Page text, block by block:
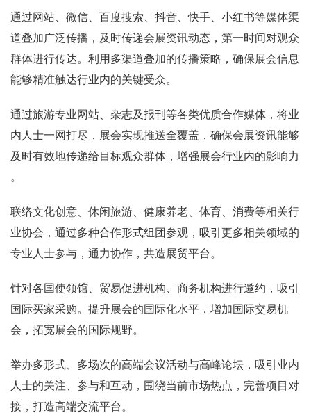
通过网站、微信、百度搜索、抖音、快手、小红书等媒体渠
道叠加广泛传播，及时传递会展资讯动态，第一时间对观众
群体进行传达。利用多渠道叠加的传播策略，确保展会信息
能够精准触达行业内的关键受众。
通过旅游专业网站、杂志及报刊等各类优质合作媒体，将业
内人士一网打尽，展会实现推送全覆盖，确保会展资讯能够
及时有效地传递给目标观众群体，增强展会行业内的影响力
。
联络文化创意、休闲旅游、健康养老、体育、消费等相关行
业协会，通过多种合作形式组团参观，吸引更多相关领域的
专业人士参与，通力协作，共造展贸平台。
针对各国使领馆、贸易促进机构、商务机构进行邀约，吸引
国际买家采购。提升展会的国际化水平，增加国际交易机
会，拓宽展会的国际规野。
举办多形式、多场次的高端会议活动与高峰论坛，吸引业内
人士的关注、参与和互动，围绕当前市场热点，完善项目对
接，打造高端交流平台。